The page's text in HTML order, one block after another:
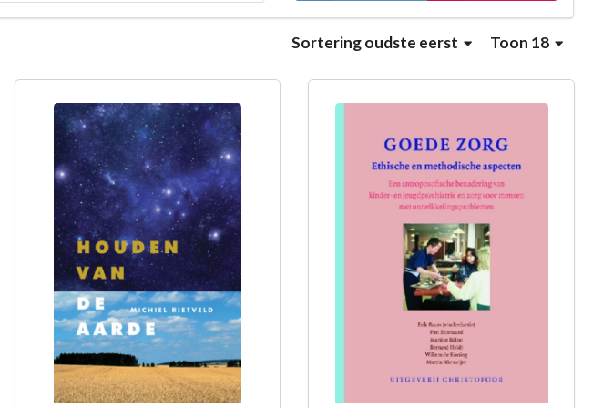
Toon 18
Sorteringoudste eerst